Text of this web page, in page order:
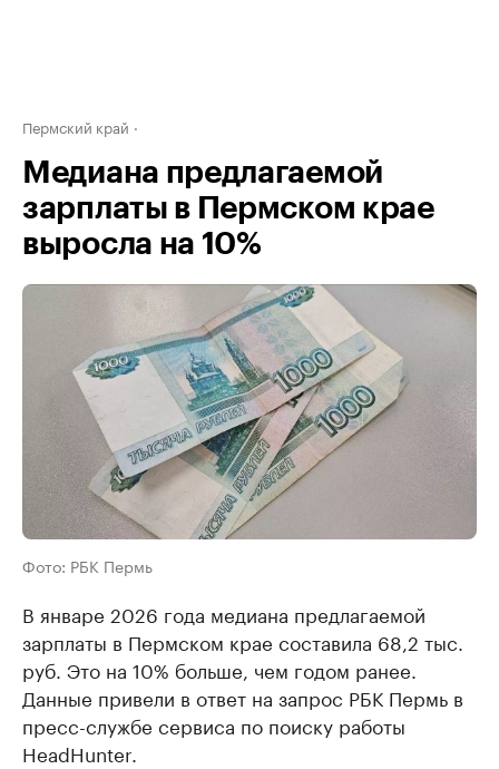
Пермский край
Медиана предлагаемой
зарплаты в Пермском крае
выросла на 10%
Фото: РБК Пермь
В январе 2026 года медиана предлагаемой
зарплаты в Пермском крае составила 68,2 тыс.
руб. Это на 10% больше, чем годом ранее.
Данные привели в ответ на запрос РБК Пермь в
пресс-службе сервиса по поиску работы
HeadHunter.